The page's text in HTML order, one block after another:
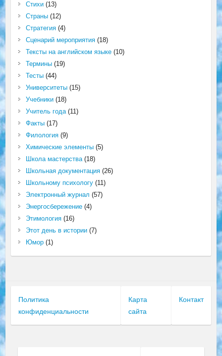
Стихи(13)
Страны(12)
Стратегия(4)
Сценарий мероприятия(18)
Тексты на английском языке(10)
Термины(19)
Тесты(44)
Университеты(15)
Учебники(18)
Учитель года(11)
Факты(17)
Филология(9)
Химические элементы(5)
Школа мастерства(18)
Школьная документация(26)
Школьному психологу(11)
Электронный журнал (57)
Энергосбережение(4)
Этимология(16)
Этот день в истории(7)
Юмор(1)
Политика
конфиденциальности
Карта
сайта
Контакт